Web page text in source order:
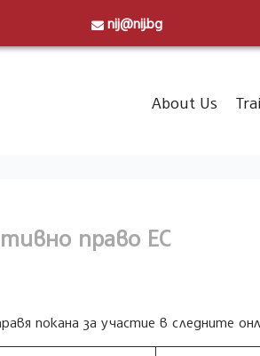
nij@nij.bg
About Us
право ЕС
покана за участие в следните